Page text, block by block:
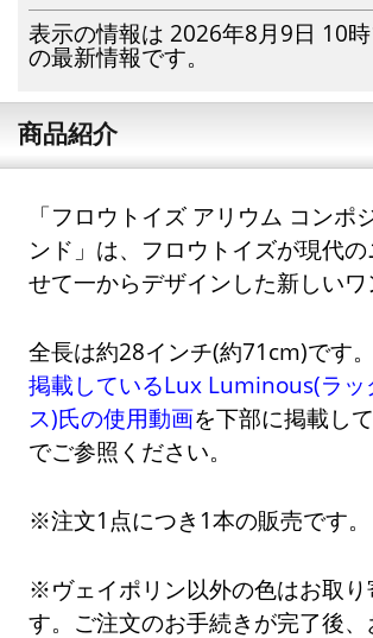
表示の情報は 2026年8月9日 10
の最新情報です。
商品紹介
「フロウトイズ アリウム コンポ
ンド」は、フロウトイズが現代
せて一からデザインした新しいワ
全長は約28インチ(約71cm)です。
掲載しているLux Luminous(ラッ
ス)氏の使用動画を下部に掲載し
でご参照ください。
※注文1点につき1本の販売です。
※ヴェイポリン以外の色はお取り
す。ご注文のお手続きが完了後、